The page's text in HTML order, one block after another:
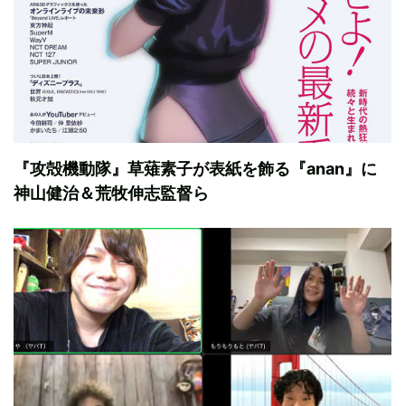
『攻殻機動隊』草薙素子が表紙を飾る『anan』に
神山健治＆荒牧伸志監督ら